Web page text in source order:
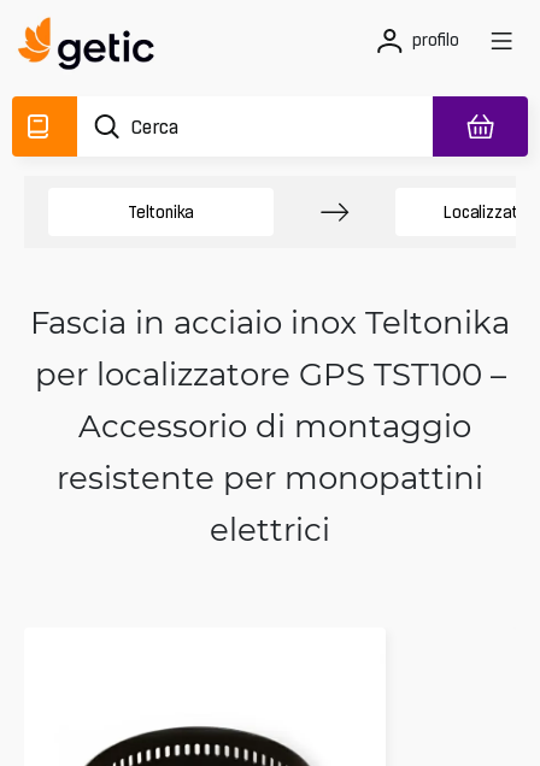
profilo
Teltonika Localizzatori
Fascia in acciaio inox Teltonika
per localizzatore GPS TST100 –
Accessorio di montaggio
resistente per monopattini
elettrici